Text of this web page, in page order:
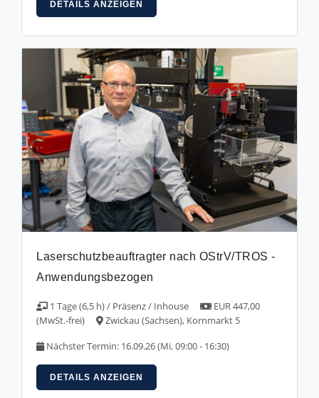
DETAILS ANZEIGEN
Laserschutzbeauftragter nach OStrV/TROS -
Anwendungsbezogen
1 Tage (6,5 h) / Präsenz / Inhouse
EUR 447,00
(MwSt.-frei)
Zwickau (Sachsen), Kornmarkt 5
Nächster Termin: 16.09.26 (Mi, 09:00 - 16:30)
DETAILS ANZEIGEN